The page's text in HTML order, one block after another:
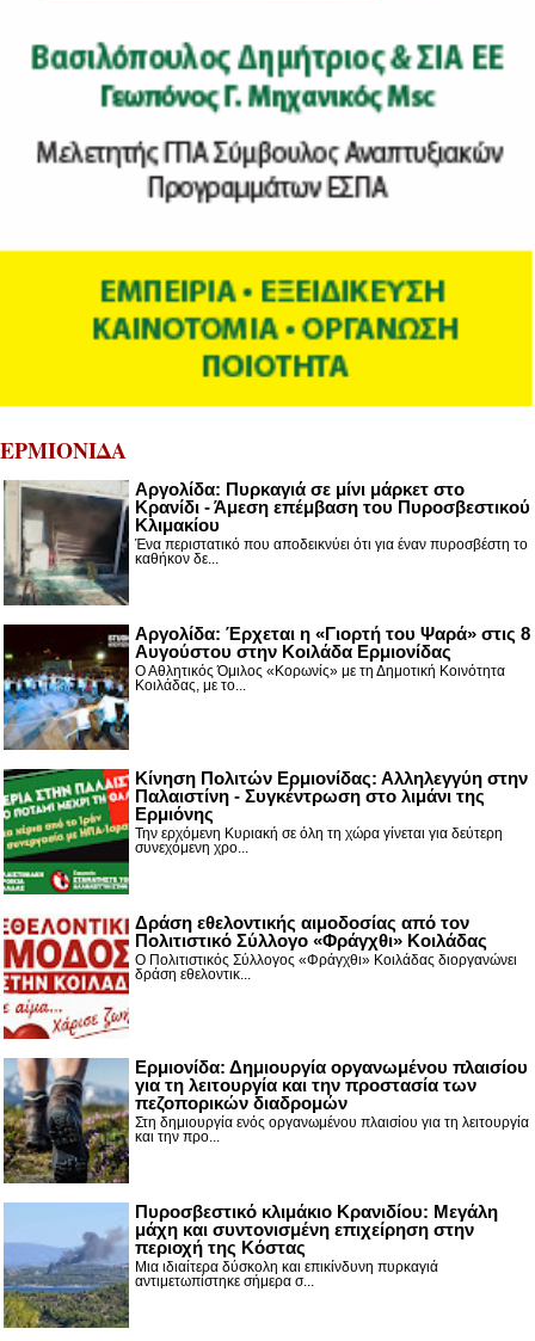
ΕΡΜΙΟΝΙΔΑ
Αργολίδα: Πυρκαγιά σε μίνι μάρκετ στο
Κρανίδι - Άμεση επέμβαση του Πυροσβεστικού
Κλιμακίου
Ένα περιστατικό που αποδεικνύει ότι για έναν πυροσβέστη το
καθήκον δε...
Αργολίδα: Έρχεται η «Γιορτή του Ψαρά» στις 8
Αυγούστου στην Κοιλάδα Ερμιονίδας
Ο Αθλητικός Όμιλος «Κορωνίς» με τη Δημοτική Κοινότητα
Κοιλάδας, με το...
Κίνηση Πολιτών Ερμιονίδας: Αλληλεγγύη στην
Παλαιστίνη - Συγκέντρωση στο λιμάνι της
Ερμιόνης
Την ερχόμενη Κυριακή σε όλη τη χώρα γίνεται για δεύτερη
συνεχόμενη χρο...
Δράση εθελοντικής αιμοδοσίας από τον
Πολιτιστικό Σύλλογο «Φράγχθι» Κοιλάδας
Ο Πολιτιστικός Σύλλογος «Φράγχθι» Κοιλάδας διοργανώνει
δράση εθελοντικ...
Ερμιονίδα: Δημιουργία οργανωμένου πλαισίου
για τη λειτουργία και την προστασία των
πεζοπορικών διαδρομών
Στη δημιουργία ενός οργανωμένου πλαισίου για τη λειτουργία
και την προ...
Πυροσβεστικό κλιμάκιο Κρανιδίου: Μεγάλη
μάχη και συντονισμένη επιχείρηση στην
περιοχή της Κόστας
Μια ιδιαίτερα δύσκολη και επικίνδυνη πυρκαγιά
αντιμετωπίστηκε σήμερα σ...